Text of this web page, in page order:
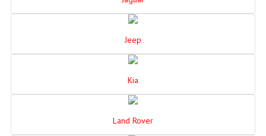
Jeep
Kia
Land Rover